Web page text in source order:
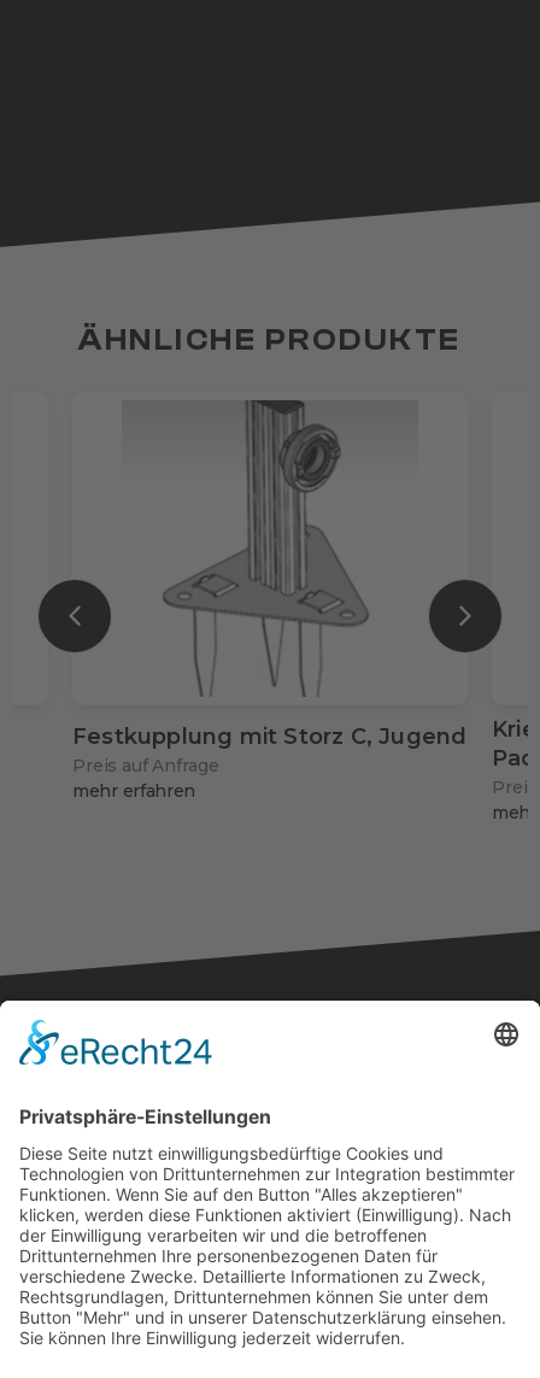
ÄHNLICHE PRODUKTE
Festkupplung mit Storz C, Jugend
Preis auf Anfrage
mehr erfahren
Der originale Kärntner
office@feuerwehrausstatter.at
+43 (0) 676 36 81 002
Rumpold Handels GesmbH
9020 Klagenfurt
Durchlaßstraße 42
Austria